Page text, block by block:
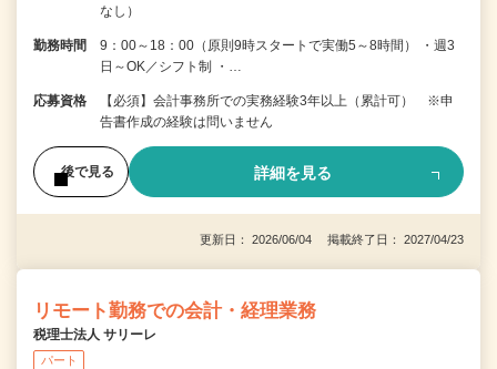
なし）
勤務時間
9：00～18：00（原則9時スタートで実働5～8時間） ・週3
日～OK／シフト制 ・…
応募資格
【必須】会計事務所での実務経験3年以上（累計可） ※申
告書作成の経験は問いません
後で見る 詳細を見る
更新日： 2026/06/04 掲載終了日： 2027/04/23
リモート勤務での会計・経理業務
税理士法人 サリーレ
パート